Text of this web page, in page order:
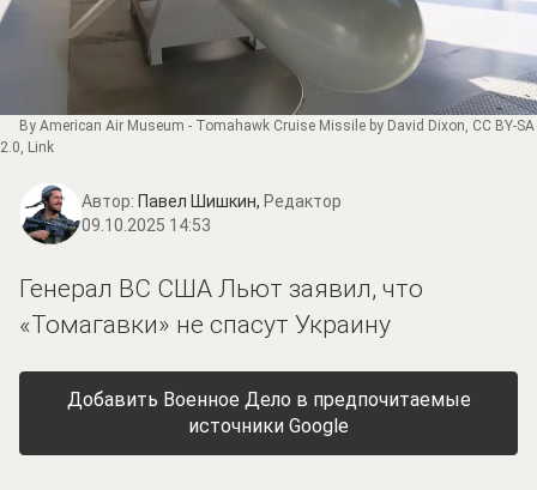
By American Air Museum - Tomahawk Cruise Missile by David Dixon, CC BY-SA
2.0, Link
Автор: Павел Шишкин, Редактор
09.10.2025 14:53
Генерал ВС США Льют заявил, что
«Томагавки» не спасут Украину
Добавить Военное Дело в предпочитаемые
источники Google